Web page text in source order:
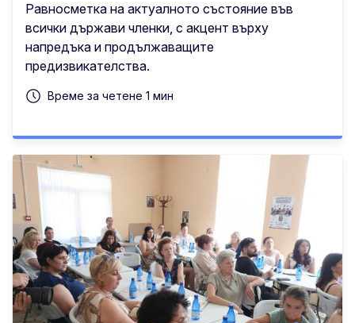
Равносметка на актуалното състояние във
всички държави членки, с акцент върху
напредъка и продължаващите
предизвикателства.
Време за четене 1 мин